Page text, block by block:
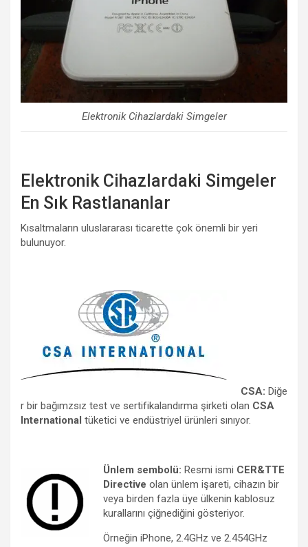
Elektronik Cihazlardaki Simgeler
Elektronik Cihazlardaki Simgeler
En Sık Rastlananlar
Kısaltmaların uluslararası ticarette çok önemli bir yeri
bulunuyor.
CSA: Diğe
r bir bağımzsız test ve sertifikalandırma şirketi olan CSA
International tüketici ve endüstriyel ürünleri sınıyor.
Ünlem sembolü: Resmi ismi CER&TTE
Directive olan ünlem işareti, cihazın bir
veya birden fazla üye ülkenin kablosuz
kurallarını çiğnediğini gösteriyor.
Örneğin iPhone, 2.4GHz ve 2.454GHz